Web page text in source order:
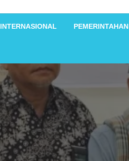
INTERNASIONAL PEMERINTAHAN